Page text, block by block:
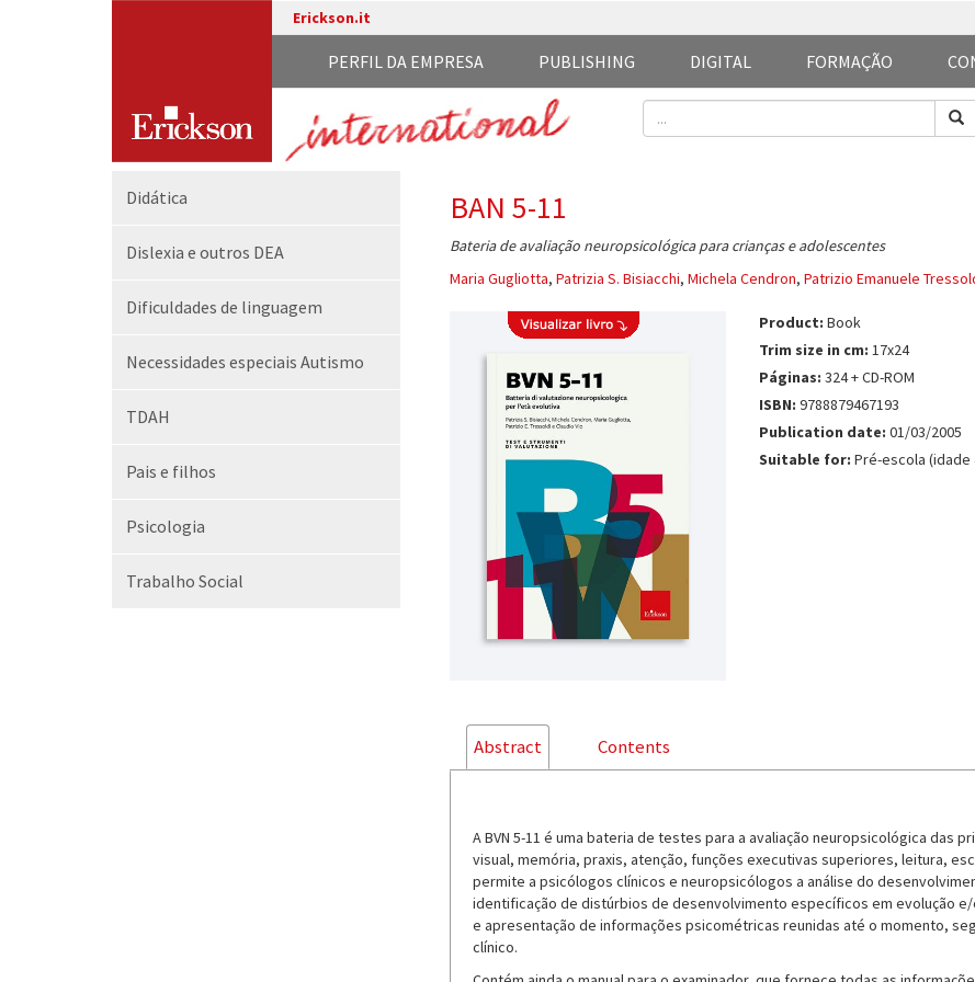
Erickson.it
FORMAÇÃO
DIGITAL
PUBLISHING
PERFIL DA EMPRESA
Didática
Dislexia e outros DEA
Dificuldades de linguagem
Necessidades especiais Autismo
TDAH
Pais e filhos
Psicologia
Trabalho Social
BAN 5-11
Bateria de avaliação neuropsicológica para crianças e adolescentes
Maria Gugliotta, Patrizia S. Bisiacchi, Michela Cendron, Patrizio Emanuele
Product: Book
Trim size in cm: 17x24
Páginas: 324 + CD-ROM
ISBN: 9788879467193
Publication date: 01/03/2005
Suitable for: Pré-escola (idade
Abstract Contents
A BVN 5-11 é uma bateria de testes para a avaliação neuropsicológica das
visual, memória, praxis, atenção, funções executivas superiores, leitura,
permite a psicólogos clínicos e neuropsicólogos a análise do
identificação de distúrbios de desenvolvimento específicos em evolução
e apresentação de informações psicométricas reunidas até o momento,
clínico.